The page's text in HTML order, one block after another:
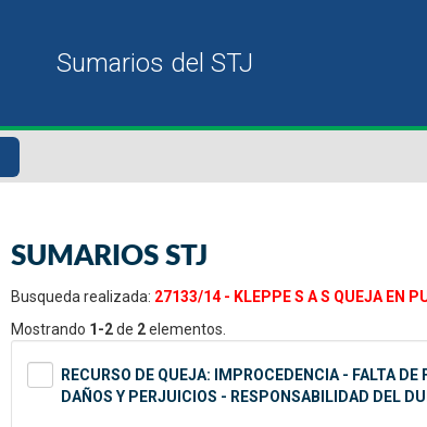
SUMARIOS STJ
Busqueda realizada: 27133/14 - KLEPPE S A S QUEJA EN
Mostrando 1-2de 2elementos.
RECURSO DE QUEJA: IMPROCEDENCIA - FALTA
DAÑOS Y PERJUICIOS - RESPONSABILIDAD DEL